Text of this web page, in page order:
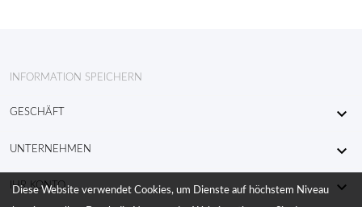
INFORMATION SPEICHERN
GESCHÄFT 
UNTERNEHMEN 
IHR KONTO 
Diese Website verwendet Cookies, um Dienste auf höchstem Niveau